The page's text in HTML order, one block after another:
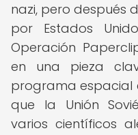
nazi, pero después
por Estados
Operación
en una pieza
programa espacial
que la Unión
varios científicos